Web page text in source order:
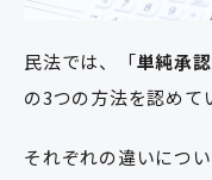
民法では、「単純承認
の3つの方法を認めて
それぞれの違いにつ